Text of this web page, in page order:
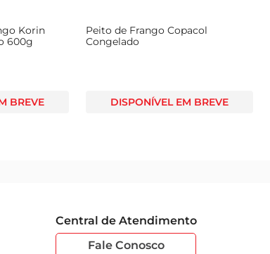
Korin
600g
BREVE
Peito de Frango Copacol
Congelado
DISPONÍVEL EM BREVE
Central de Atendimento
Fale Conosco